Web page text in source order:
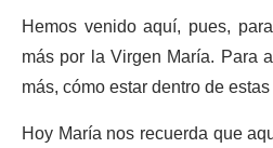
Hemos venido aquí, pues,
más por la Virgen María. Para
más, cómo estar dentro de
Hoy María nos recuerda que